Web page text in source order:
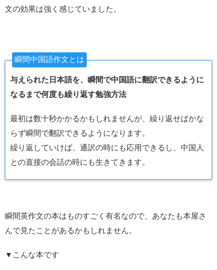
文の効果は強く感じていました。
瞬間中国語作文とは
与えられた日本語を、瞬間で中国語に翻訳できるように
なるまで何度も繰り返す勉強方法
最初は数十秒かかるかもしれませんが、繰り返せばかな
らず瞬間で翻訳できるようになります。
繰り返していけば、通訳の時にも応用できるし、中国人
との直接の会話の時にも生きてきます。
瞬間英作文の本はものすごく有名なので、あなたも本屋さ
んで見たことがあるかもしれません。
▼こんな本です